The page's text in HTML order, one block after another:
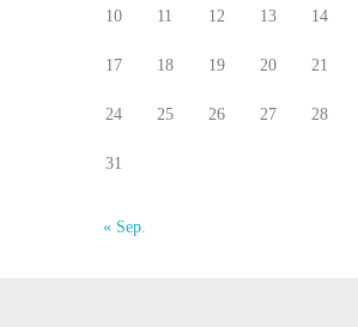
10 11 12 13 14
17 18 19 20 21
24 25 26 27 28
31
« Sep.